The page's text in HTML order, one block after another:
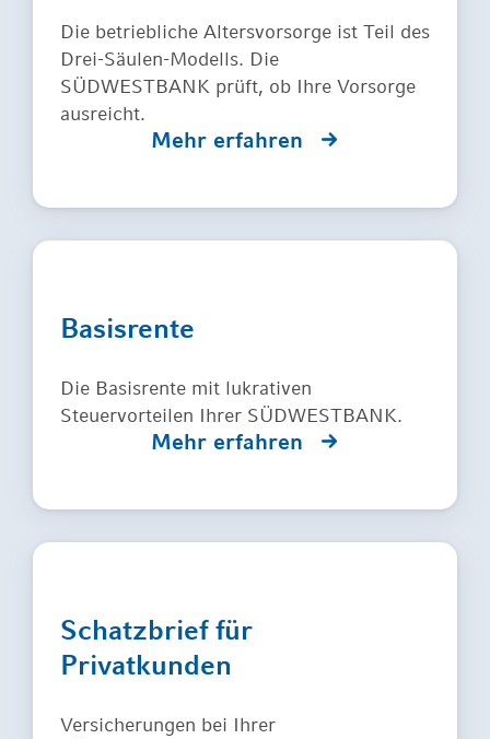
Die betriebliche Altersvorsorge ist Teil des
Drei-Säulen-Modells. Die
SÜDWESTBANK prüft, ob Ihre Vorsorge
ausreicht.
Mehr erfahren
Basisrente
Die Basisrente mit lukrativen
Steuervorteilen Ihrer SÜDWESTBANK.
Mehr erfahren
Schatzbrief für
Privatkunden
Versicherungen bei Ihrer